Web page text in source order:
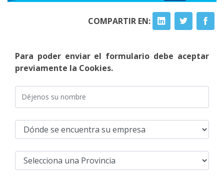
COMPARTIR EN:
Para poder enviar el formulario debe aceptar
previamente la Cookies.